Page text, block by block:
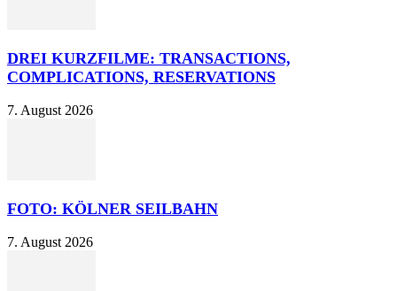
DREI KURZFILME: TRANSACTIONS,
COMPLICATIONS, RESERVATIONS
7. August 2026
FOTO: KÖLNER SEILBAHN
7. August 2026